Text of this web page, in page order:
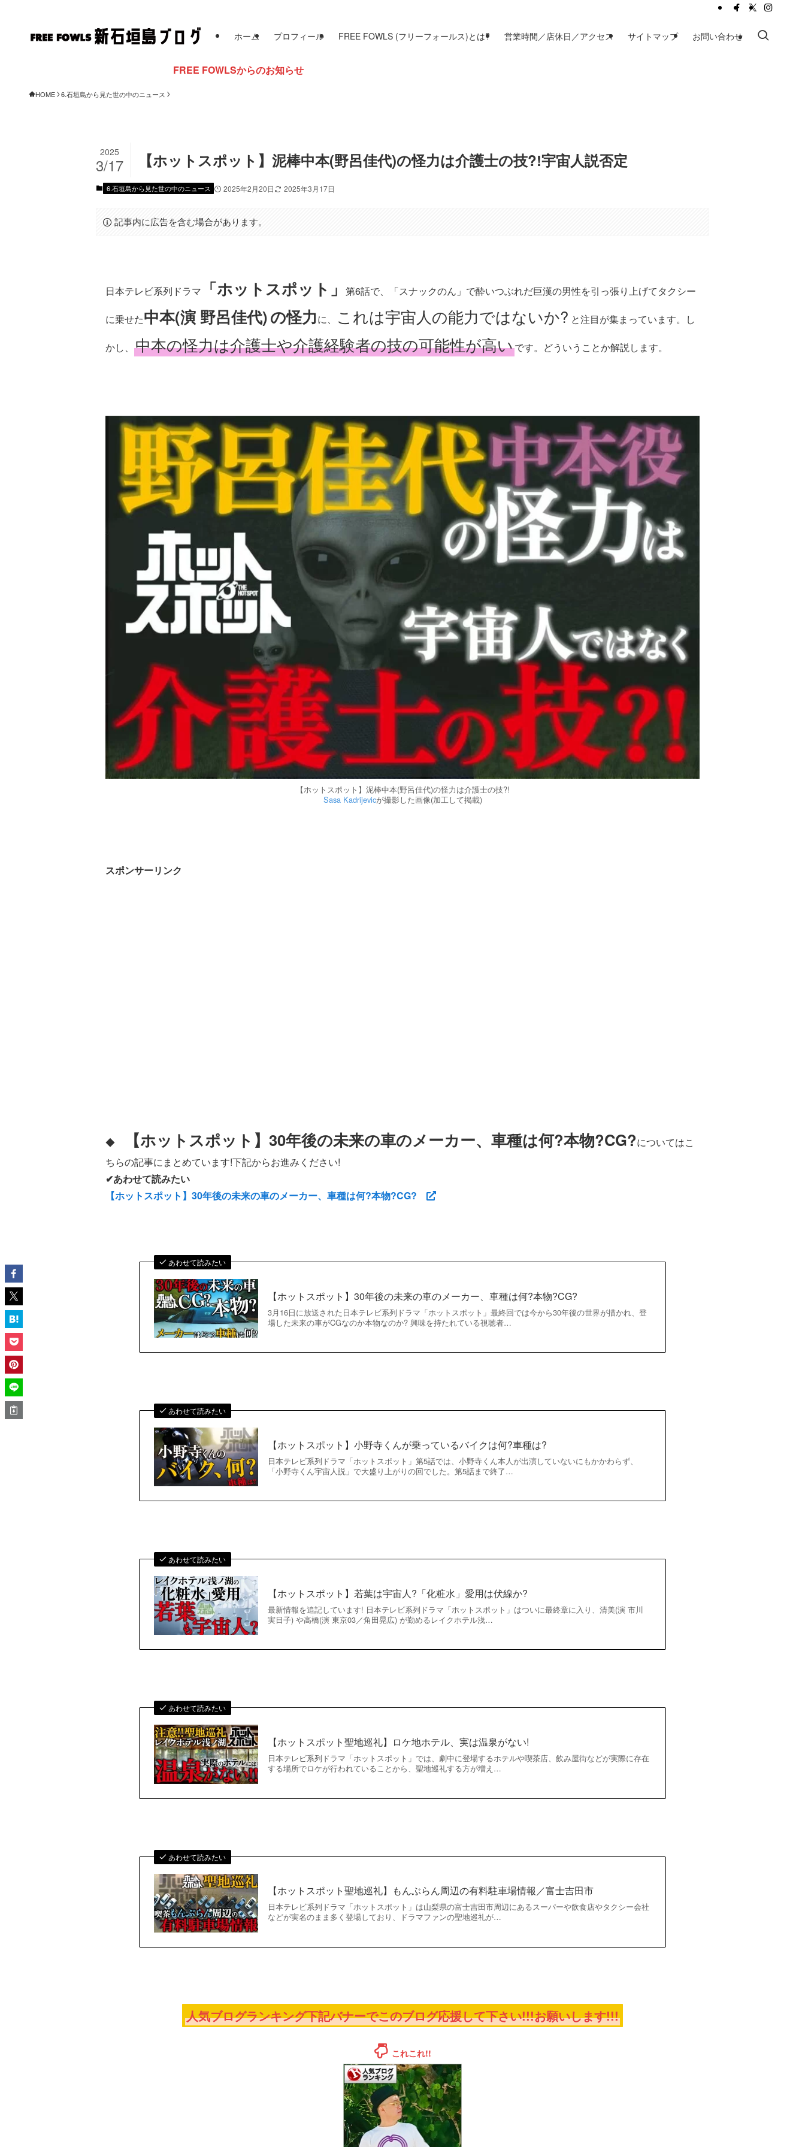
ホーム プロフィール FREE FOWLS (フリーフォールス)とは? 営業時間／店休日／アクセス サイトマップ お問い合わせ
FREE FOWLSからのお知らせ
HOME 6.石垣島から見た世の中のニュース
【ホットスポット】泥棒中本(野呂佳代)の怪力は介護士の技?!宇宙人説否定
2025
3/17
6.石垣島から見た世の中のニュース 2025年2月20日 2025年3月17日
記事内に広告を含む場合があります。
日本テレビ系列ドラマ 「ホットスポット」 第6話で、「スナックのん」で酔いつぶれだ巨漢の男性を引っ張り上げてタクシー
に乗せた中本(演 野呂佳代)の怪力に、 これは宇宙人の能力ではないか? と注目が集まっています。し
かし、 中本の怪力は介護士や介護経験者の技の可能性が高いです。どういうことか解説します。
【ホットスポット】泥棒中本(野呂佳代)の怪力は介護士の技?!
Sasa Kadrijevicが撮影した画像(加工して掲載)
スポンサーリンク
◆ 【ホットスポット】30年後の未来の車のメーカー、車種は何?本物?CG?についてはこ
ちらの記事にまとめています!下記からお進みください!
✔あわせて読みたい
【ホットスポット】30年後の未来の車のメーカー、車種は何?本物?CG?
あわせて読みたい
【ホットスポット】30年後の未来の車のメーカー、車種は何?本物?CG?
3月16日に放送された日本テレビ系列ドラマ「ホットスポット」最終回では今から30年後の世界が描かれ、登
場した未来の車がCGなのか本物なのか? 興味を持たれている視聴者…
あわせて読みたい
【ホットスポット】小野寺くんが乗っているバイクは何?車種は?
日本テレビ系列ドラマ「ホットスポット」第5話では、小野寺くん本人が出演していないにもかかわらず、
「小野寺くん宇宙人説」で大盛り上がりの回でした。第5話まで終了…
あわせて読みたい
【ホットスポット】若葉は宇宙人?「化粧水」愛用は伏線か?
最新情報を追記しています! 日本テレビ系列ドラマ「ホットスポット」はついに最終章に入り、清美(演 市川
実日子) や高橋(演 東京03／角田晃広) が勤めるレイクホテル浅…
あわせて読みたい
【ホットスポット聖地巡礼】ロケ地ホテル、実は温泉がない!
日本テレビ系列ドラマ「ホットスポット」では、劇中に登場するホテルや喫茶店、飲み屋街などが実際に存在
する場所でロケが行われていることから、聖地巡礼する方が増え…
あわせて読みたい
【ホットスポット聖地巡礼】もんぶらん周辺の有料駐車場情報／富士吉田市
日本テレビ系列ドラマ「ホットスポット」は山梨県の富士吉田市周辺にあるスーパーや飲食店やタクシー会社
などが実名のまま多く登場しており、ドラマファンの聖地巡礼が…
人気ブログランキング下記バナーでこのブログ応援して下さい!!!お願いします!!!
これこれ!!